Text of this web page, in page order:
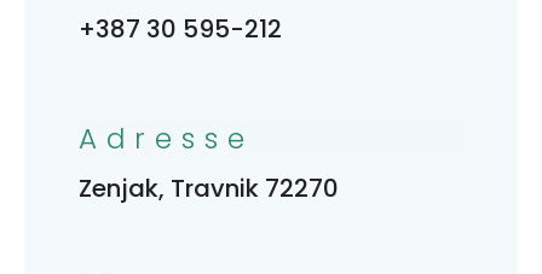
+387 30 595-212
Adresse
Zenjak, Travnik 72270